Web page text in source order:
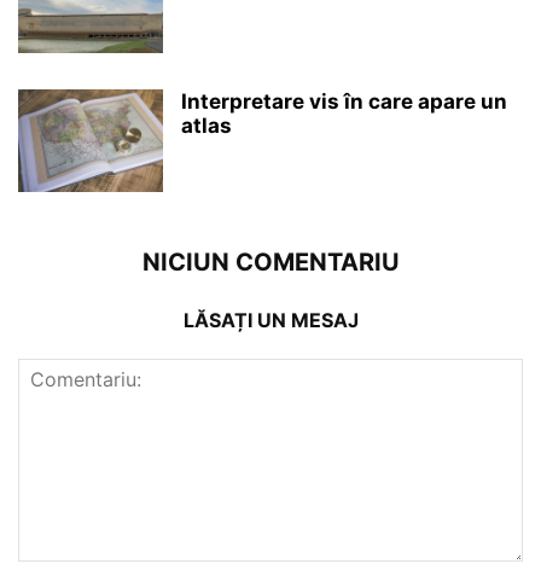
Interpretare vis în care apare un
atlas
NICIUN COMENTARIU
LĂSAȚI UN MESAJ